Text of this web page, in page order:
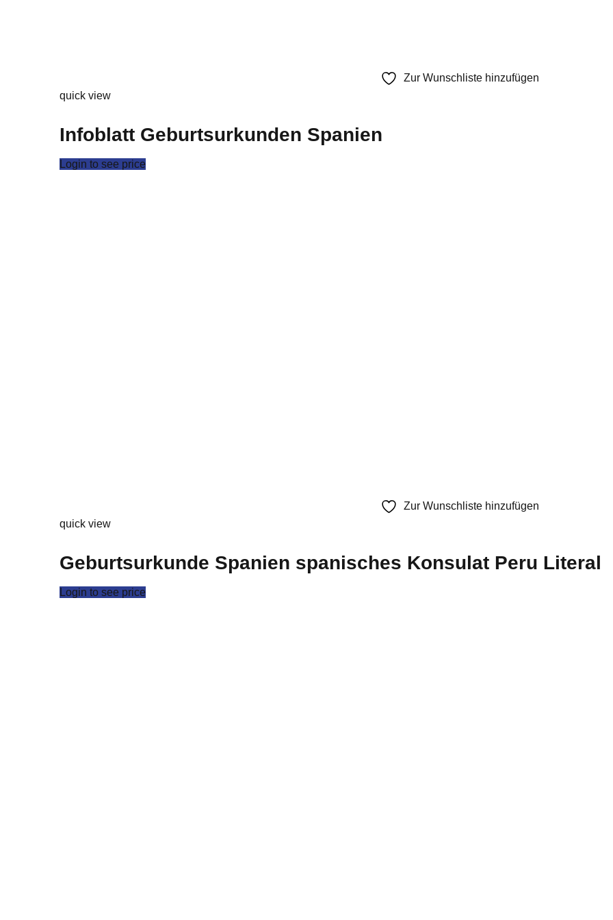
Zur Wunschliste hinzufügen
quick view
Infoblatt Geburtsurkunden Spanien
Login to see price
Zur Wunschliste hinzufügen
quick view
Geburtsurkunde Spanien spanisches Konsulat Peru Literal
Login to see price